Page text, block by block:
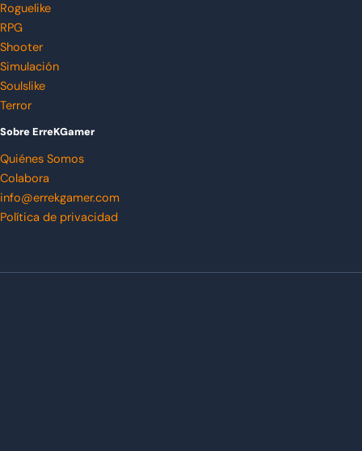
Roguelike
RPG
Shooter
Simulación
Soulslike
Terror
Sobre ErreKGamer
Quiénes Somos
Colabora
info@errekgamer.com
Política de privacidad